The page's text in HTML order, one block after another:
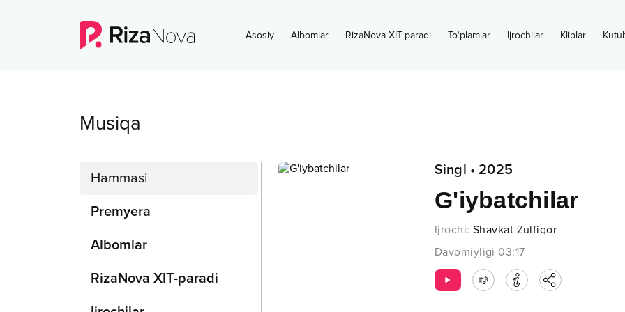
Asosiy Albomlar RizaNova XIT-paradi To‘plamlar Ijrochilar Kliplar
Musiqa
Hammasi
Premyera
Albomlar
RizaNova XIT-paradi
Singl • 2025
G'iybatchilar
Ijrochi: Shavkat Zulfiqor
Davomiyligi 03:17